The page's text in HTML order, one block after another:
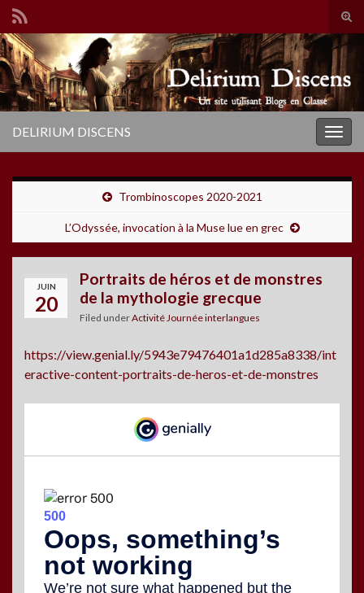
Search for:
DELIRIUM DISCENS
Trombinoscopes 2020-2021
L’Odyssée, invocation à la Muse lue en grec
JUIN
20
Portraits de héros et de monstres
de la mythologie grecque
Filed underActivité Journée interlangues
https://view.genial.ly/5943e79476401a1d285a8338/int
eractive-content-portraits-de-heros-et-de-monstres